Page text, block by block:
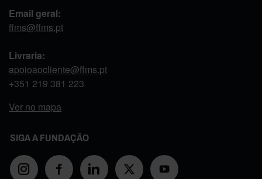
Email geral:
ffms@ffms.pt
Livraria:
apoioaocliente@ffms.pt
+351 219 381 223
Ver no mapa
SIGA A FUNDAÇÃO